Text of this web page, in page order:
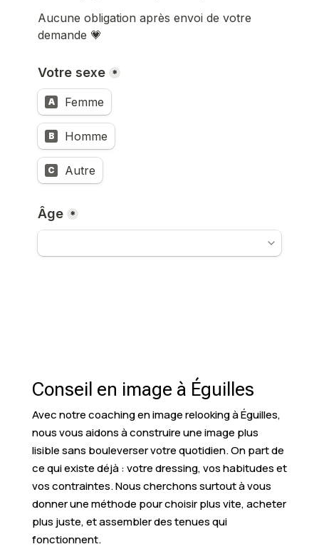
Conseil en image à Éguilles
Avec notre coaching en image relooking à Éguilles,
nous vous aidons à construire une image plus
lisible sans bouleverser votre quotidien. On part de
ce qui existe déjà : votre dressing, vos habitudes et
vos contraintes. Nous cherchons surtout à vous
donner une méthode pour choisir plus vite, acheter
plus juste, et assembler des tenues qui
fonctionnent.